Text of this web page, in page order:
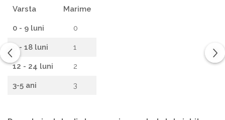
Varsta
Marime
0 - 9 luni 0
9 - 18 luni 1
12 - 24 luni 2
3-5 ani 3